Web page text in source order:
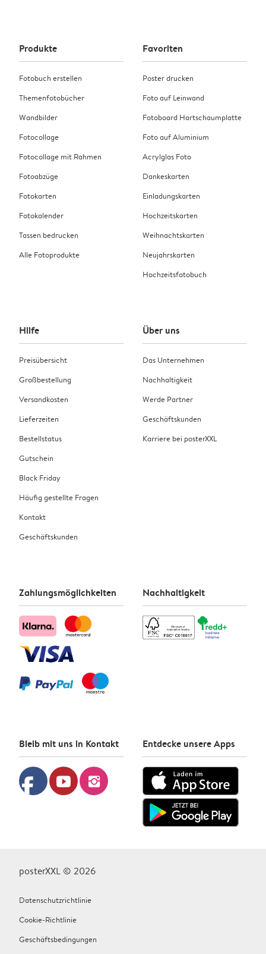
Produkte
Fotobuch erstellen
Themenfotobücher
Wandbilder
Fotocollage
Fotocollage mit Rahmen
Fotoabzüge
Fotokarten
Fotokalender
Tassen bedrucken
Alle Fotoprodukte
Favoriten
Poster drucken
Foto auf Leinwand
Fotoboard Hartschaumplatte
Foto auf Aluminium
Acrylglas Foto
Dankeskarten
Einladungskarten
Hochzeitskarten
Weihnachtskarten
Neujahrskarten
Hochzeitsfotobuch
Hilfe
Preisübersicht
Großbestellung
Versandkosten
Lieferzeiten
Bestellstatus
Gutschein
Black Friday
Häufig gestellte Fragen
Kontakt
Geschäftskunden
Über uns
Das Unternehmen
Nachhaltigkeit
Werde Partner
Geschäftskunden
Karriere bei posterXXL
Zahlungsmöglichkeiten Nachhaltigkeit
Bleib mit uns in Kontakt
facebook youtube instagram
Entdecke unsere Apps
posterXXL © 2026
Datenschutzrichtlinie
Cookie-Richtlinie
Geschäftsbedingungen